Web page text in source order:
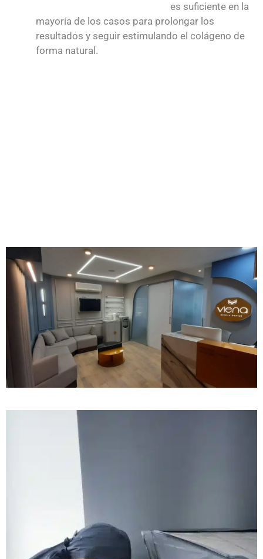
es suficiente en la
mayoría de los casos para prolongar los
resultados y seguir estimulando el colágeno de
forma natural.